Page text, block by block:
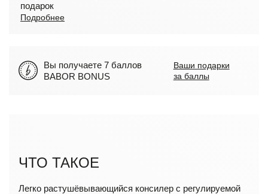
подарок
Подробнее
Вы получаете 7 баллов
BABOR BONUS
Ваши подарки
за баллы
ЧТО ТАКОЕ
Легко растушёвывающийся консилер с регулируемой